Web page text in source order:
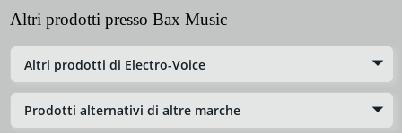
Altri prodotti presso Bax Music
Altri prodotti di Electro-Voice
Prodotti alternativi di altre marche